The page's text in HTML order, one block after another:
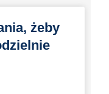
żeby